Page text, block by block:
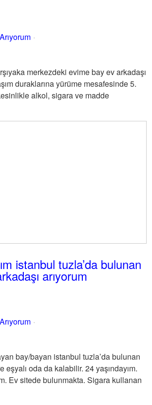
merkezdeki evime bay ev arkadaşı
duraklarına yürüme mesafesinde 5.
alkol, sigara ve madde
istanbul tuzla’da bulunan
arıyorum
bay/bayan istanbul tuzla’da bulunan
eşyalı oda da kalabilir. 24 yaşındayım.
Ev sitede bulunmakta. Sigara kullanan